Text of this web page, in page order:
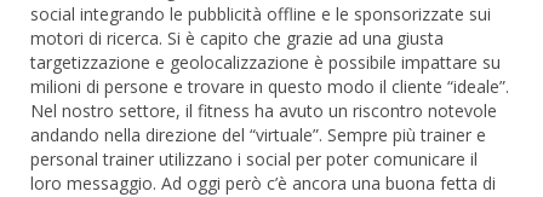
social integrando le pubblicità offline e le sponsorizzate sui
motori di ricerca. Si è capito che grazie ad una giusta
targetizzazione e geolocalizzazione è possibile impattare su
milioni di persone e trovare in questo modo il cliente “ideale”.
Nel nostro settore, il fitness ha avuto un riscontro notevole
andando nella direzione del “virtuale”. Sempre più trainer e
personal trainer utilizzano i social per poter comunicare il
loro messaggio. Ad oggi però c’è ancora una buona fetta di